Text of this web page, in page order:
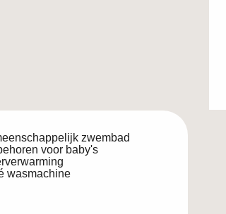
zwembad
voor baby's
wasmachine